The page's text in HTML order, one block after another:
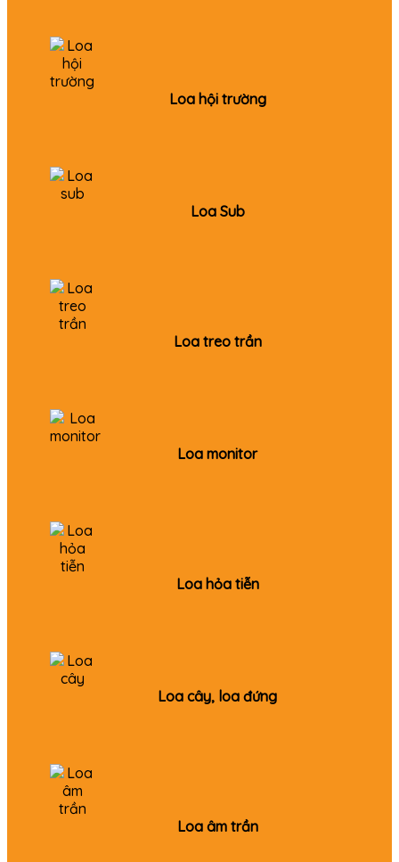
Loa hội trường
Loa Sub
Loa treo trần
Loa monitor
Loa hỏa tiễn
Loa cây, loa đứng
Loa âm trần